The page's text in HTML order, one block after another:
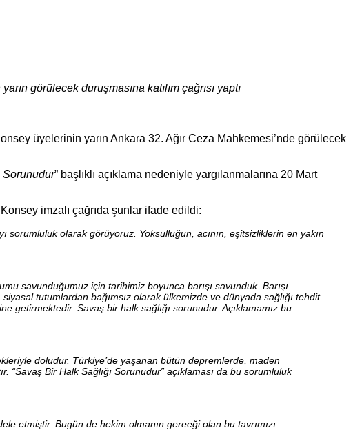
görülecek duruşmasına katılım çağrısı yaptı
üyelerinin yarın Ankara 32. Ağır Ceza Mahkemesi’nde görülecek
Sorunudur” başlıklı açıklama nedeniyle yargılanmalarına 20 Mart
imzalı çağrıda şunlar ifade edildi:
sorumluluk olarak görüyoruz. Yoksulluğun, acının, eşitsizliklerin en yakın
savunduğumuz için tarihimiz boyunca barışı savunduk. Barışı
tutumlardan bağımsız olarak ülkemizde ve dünyada sağlığı tehdit
getirmektedir. Savaş bir halk sağlığı sorunudur. Açıklamamız bu
doludur. Türkiye’de yaşanan bütün depremlerde, maden
“Savaş Bir Halk Sağlığı Sorunudur” açıklaması da bu sorumluluk
etmiştir. Bugün de hekim olmanın gereeği olan bu tavrımızı